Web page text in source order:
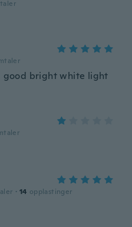
good bright white light
· 14 opplastinger